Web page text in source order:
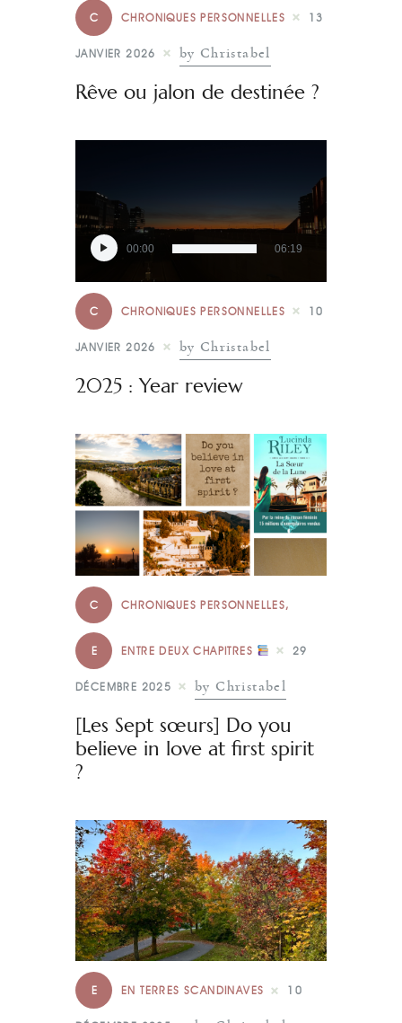
C CHRONIQUES PERSONNELLES 13
JANVIER 2026 by Christabel
Rêve ou jalon de destinée ?
Lecteur
audio
00:00 06:19
C CHRONIQUES PERSONNELLES 10
JANVIER 2026 by Christabel
2025 : Year review
C CHRONIQUES PERSONNELLES,
E ENTRE DEUX CHAPITRES 29
DÉCEMBRE 2025 by Christabel
[Les Sept sœurs] Do you
believe in love at first spirit
?
E EN TERRES SCANDINAVES 10